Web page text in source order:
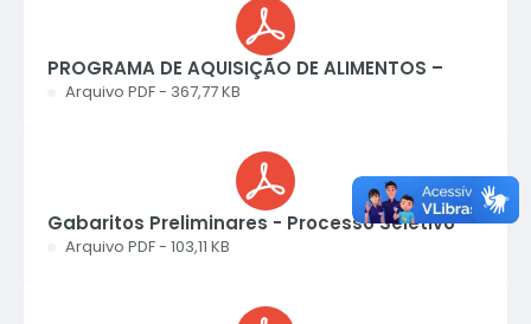
PROGRAMA DE AQUISIÇÃO DE ALIMENTOS –
PAA Modalidade Compra com Doação...
PDF 367,77 KB
Gabaritos Preliminares - Processo Seletivo
Estágio 01/26
PDF 103,11 KB